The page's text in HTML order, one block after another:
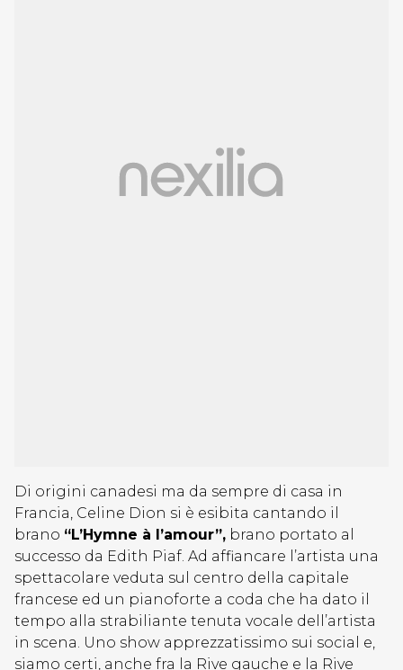
Di origini canadesi ma da sempre di casa in
Francia, Celine Dion si è esibita cantando il
brano “L’Hymne à l’amour”, brano portato al
successo da Edith Piaf. Ad affiancare l’artista una
spettacolare veduta sul centro della capitale
francese ed un pianoforte a coda che ha dato il
tempo alla strabiliante tenuta vocale dell’artista
in scena. Uno show apprezzatissimo sui social e,
siamo certi, anche fra la Rive gauche e la Rive